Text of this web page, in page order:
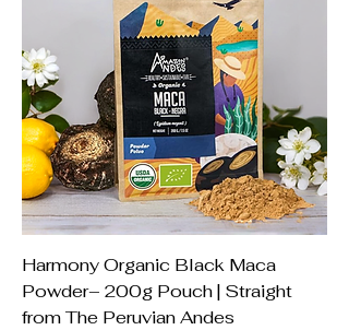
Harmony Organic Black Maca
Powder– 200g Pouch | Straight
from The Peruvian Andes